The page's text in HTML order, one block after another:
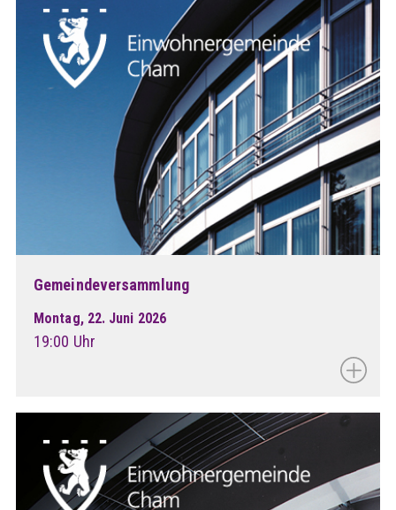
Gemeindeversammlung
Montag, 22. Juni 2026
19:00 Uhr